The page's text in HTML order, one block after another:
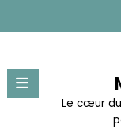
contenu
Le cœur